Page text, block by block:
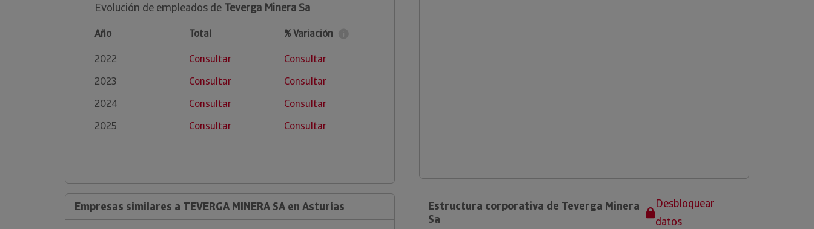
Evolución de empleados de Teverga Minera Sa
Año Total
% Variación
2022
Consultar
Consultar
2023
Consultar
Consultar
2024
Consultar
Consultar
2025
Consultar Consultar
Empresas similares a TEVERGA MINERA SA en Asturias
Estructura corporativa de Teverga Minera
Sa
Desbloquear
datos